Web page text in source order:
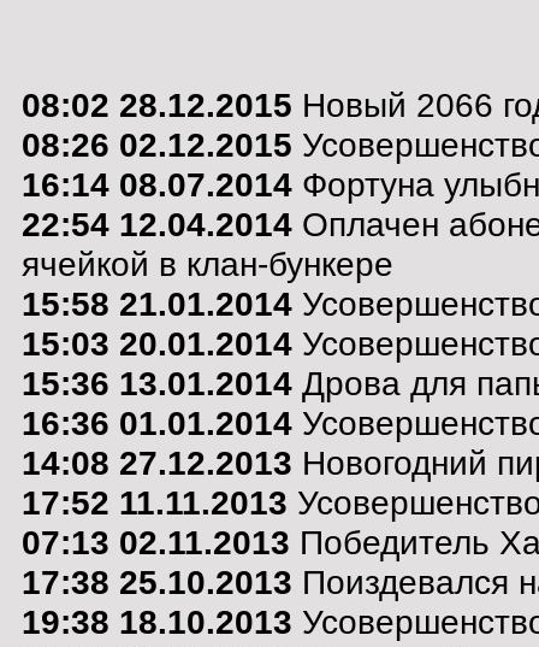
08:02 28.12.2015 Новый 2066
08:26 02.12.2015
16:14 08.07.2014 Фортуна
22:54 12.04.2014 Оплачен
ячейкой в клан-бункере
15:58 21.01.2014
15:03 20.01.2014
15:36 13.01.2014 Дрова для
16:36 01.01.2014
14:08 27.12.2013 Новогодний
17:52 11.11.2013
07:13 02.11.2013 Победитель
17:38 25.10.2013 Поиздевался
19:38 18.10.2013